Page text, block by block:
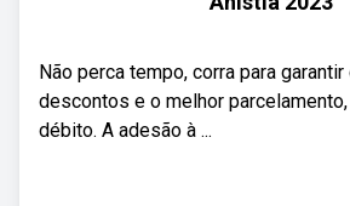
Não perca tempo, corra para
descontos e o melhor
débito. A adesão à ...